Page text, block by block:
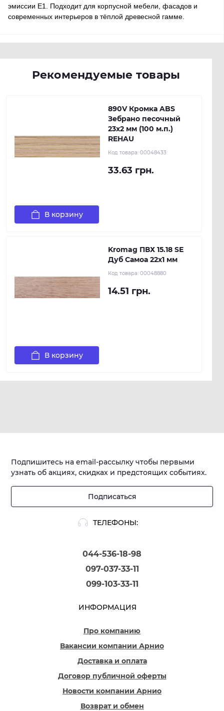
эмиссии E1. Подходит для корпусной мебели, фасадов и
современных интерьеров в тёплой древесной гамме.
Рекомендуемые товары
890V Кромка ABS
Зебрано песочный
23х2 мм (100 м.п.)
REHAU
Код товара: 00048433
33.63 грн.
В корзину
Kromag ПВХ 15.18 SЕ
Дуб Самоа 22х1 мм
Код товара: 00048880
14.51 грн.
В корзину
ТЕЛЕФОНЫ:
044-536-18-98
097-037-33-11
099-103-33-11
Подпишитесь на email-рассылку чтобы первыми
узнать об акциях, скидках и предстоящих событиях.
Подписаться
ИНФОРМАЦИЯ
Про компанию
Вакансии компании Арнио
Доставка и оплата
Договор публичной оферты
Новости компании Арнио
Возврат и обмен